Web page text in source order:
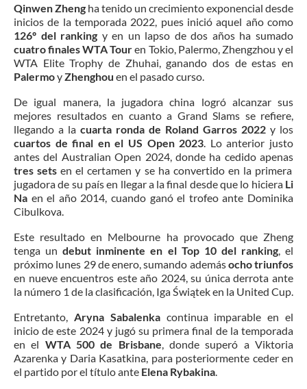
Qinwen Zheng ha tenido un crecimiento exponencial desde
inicios de la temporada 2022, pues inició aquel año como
126º del ranking y en un lapso de dos años ha sumado
cuatro finales WTA Touren Tokio, Palermo, Zhengzhou y el
WTA Elite Trophy de Zhuhai, ganando dos de estas en
PalermoyZhenghou en el pasado curso.
De igual manera, la jugadora china logró alcanzar sus
mejores resultados en cuanto a Grand Slams se refiere,
llegando a la cuarta ronda de Roland Garros 2022 y los
cuartos de final en el US Open 2023 . Lo anterior justo
antes del Australian Open 2024, donde ha cedido apenas
tres sets en el certamen y se ha convertido en la primera
jugadora de su país en llegar a la final desde que lo hicieraLi
Na en el año 2014, cuando ganó el trofeo ante Dominika
Cibulkova.
Este resultado en Melbourne ha provocado que Zheng
tenga undebut inminente en el Top 10 del ranking, el
próximo lunes 29 de enero, sumando ademásocho triunfos
en nueve encuentros este año 2024, su única derrota ante
la número 1 de la clasificación, Iga Świątek en la United Cup.
Entretanto,
Aryna Sabalenkacontinua imparable en el
inicio de este 2024 y jugó su primera final de la temporada
en el WTA 500 de Brisbane , donde superó a Viktoria
Azarenka y Daria Kasatkina, para posteriormente ceder en
el partido por el título ante Elena Rybakina